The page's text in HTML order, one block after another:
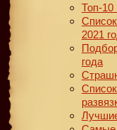
Топ-10
2021
года